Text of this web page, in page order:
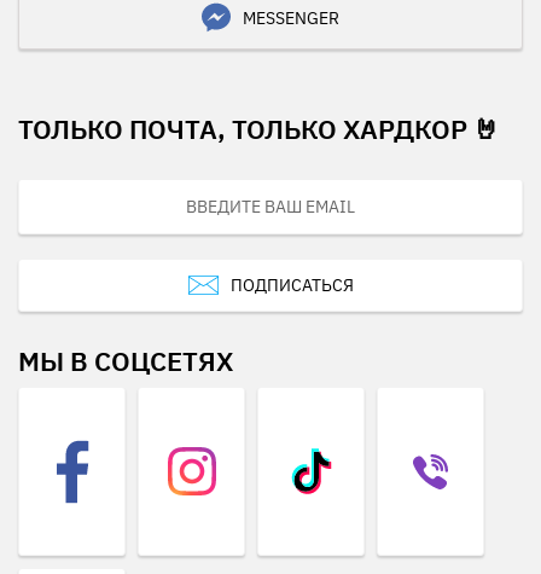
MESSENGER
ТОЛЬКО ПОЧТА, ТОЛЬКО ХАРДКОР 🤘
ПОДПИСАТЬСЯ
МЫ В СОЦСЕТЯХ